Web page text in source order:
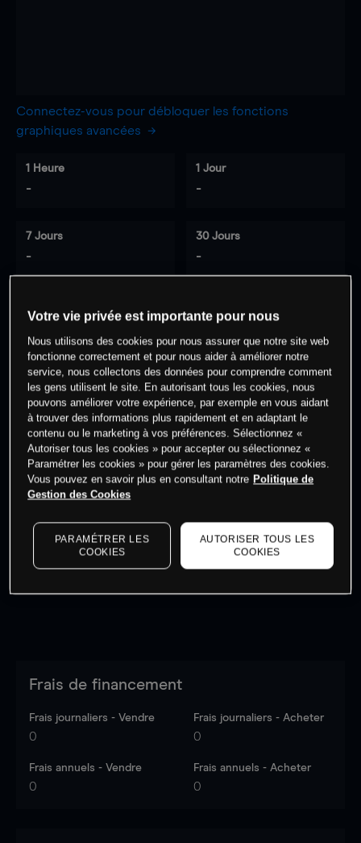
Connectez-vous pour débloquer les fonctions
graphiques avancées
1 Heure
-
1 Jour
-
7 Jours
-
30 Jours
-
0 % des clients ont une position à
cet actif
Commencez à trader
dernières données du marché.Log into see latest
market data
Frais de financement
Frais journaliers - Vendre
0
Frais journaliers - Acheter
0
Frais annuels - Vendre
0
Frais annuels - Acheter
0
Votre vie privée est importante pour nous
Nous utilisons des cookies pour nous assurer que notre site web
fonctionne correctement et pour nous aider à améliorer notre
service, nous collectons des données pour comprendre comment
les gens utilisent le site. En autorisant tous les cookies, nous
pouvons améliorer votre expérience, par exemple en vous aidant
à trouver des informations plus rapidement et en adaptant le
contenu ou le marketing à vos préférences. Sélectionnez «
Autoriser tous les cookies » pour accepter ou sélectionnez «
Paramétrer les cookies » pour gérer les paramètres des cookies.
Vous pouvez en savoir plus en consultant notre Politique de
Gestion des Cookies
PARAMÉTRER LES
COOKIES
AUTORISER TOUS LES
COOKIES